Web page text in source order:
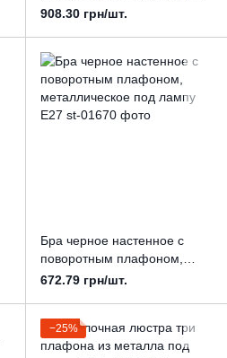
лампу
908.30 грн/шт.
Бра черное настенное с
поворотным плафоном,
металлическое под лампу
672.79 грн/шт.
−25%